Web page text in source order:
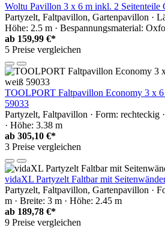
Woltu Pavillon 3 x 6 m inkl. 2 Seitenteile
Partyzelt, Faltpavillon, Gartenpavillon ·
Höhe: 2.5 m · Bespannungsmaterial:
ab 159,99 €*
5 Preise vergleichen
TOOLPORT Faltpavillon Economy 3 x
59033
Partyzelt, Faltpavillon · Form: rechteckig
· Höhe: 3.38 m
ab 305,10 €*
3 Preise vergleichen
vidaXL Partyzelt Faltbar mit
Partyzelt, Faltpavillon, Gartenpavillon ·
m · Breite: 3 m · Höhe: 2.45 m
ab 189,78 €*
9 Preise vergleichen